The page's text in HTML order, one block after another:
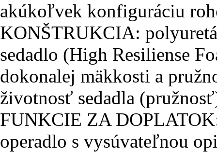
akúkoľvek konfiguráciu
KONŠTRUKCIA:
sedadlo (High Resiliense
dokonalej mäkkosti a
životnosť sedadla
FUNKCIE ZA
operadlo s vysúvateľnou